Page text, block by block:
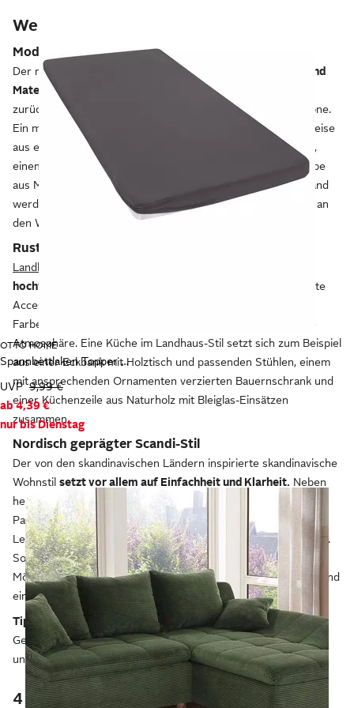
OTTO HOME
Spannbettlaken Topper Basic, in Gr. 90x200, 140x200 oder 180x200 cm
UVP 9,99 €
ab4,39 €
nur bis Dienstag
Welcher Einrichtungsstil passt zu mir?
Moderne Möbel
Der moderne Wohnstil setzt auf eine
klare Linienführung und
Materialien wie Glas und Metall.
Die Farben sind sehr
zurückhaltend, häufig finden sich Schwarz, Weiß und Grautöne.
Ein modern eingerichtetes Wohnzimmer besteht beispielsweise
aus einem Ledersofa, einem Teppich mit grafischem Muster,
einem geometrischen Glastisch und einer stilvollen Stehlampe
aus Metall. Statt einer durchgehenden, massiven Schrankwand
werden kleinere Regale und Kommoden luftig im Raum und an
den Wänden verteilt.
Rustikaler Landhaus-Stil
Landhausmöbel
hochwertigem Massivholz
mit hellen Oberflächen. Verspielte
Accessoires, Textilien mit klassischen Mustern sowie erdige
Farben wie Grün, Braun und Rot sorgen für eine gemütliche
Atmosphäre. Eine Küche im Landhaus-Stil setzt sich zum Beispiel
aus einer Eckbank mit Holztisch und passenden Stühlen, einem
mit ansprechenden Ornamenten verzierten Bauernschrank und
einer Küchenzeile aus Naturholz mit Bleiglas-Einsätzen
zusammen.
Nordisch geprägter Scandi-Stil
Der von den skandinavischen Ländern inspirierte skandinavische
Wohnstil setzt vor allem auf Einfachheit und Klarheit. Neben
hellen Farben mit Fokus auf Weiß und zurückhaltenden
Pastelltönen bringen natürliche Materialien wie helles Holz,
Leinen, Rattan, Wolle und Filz nordisches Flair in dein Zuhause.
So finden sich in einem Schlafzimmer mit skandinavischen
Möbeln etwa ein schnörkelloses Bett mit Fichtenholzrahmen und
ein flauschiger Webteppich in Weiß oder Hellgrau.
Tipp:Du suchst noch mehr Inspiration zur individuellen
Gestaltung deines Wohnambientes? Dann schau doch mal bei
unseren
Einrichtungsideenvorbei.
4 Tipps: Wie stelle ich meine Möbel am